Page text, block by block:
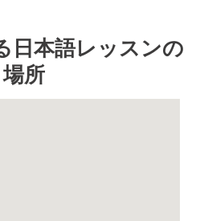
日本語レッスンの
場所